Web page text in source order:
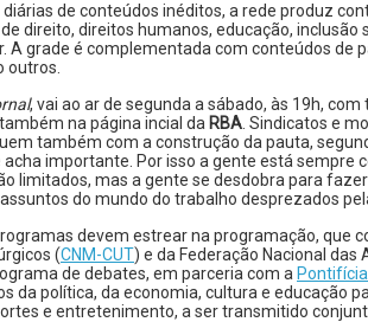
de conteúdos inéditos, a rede produz
direito, direitos humanos, educação, inclusão
A grade é complementada com conteúdos de
outros.
, vai ao ar de segunda a sábado, às 19h,
na página incial da RBA . Sindicatos e
também com a construção da pauta,
importante. Por isso a gente está sempre
limitados, mas a gente se desdobra para
do mundo do trabalho desprezados
devem estrear na programação, que
(CNM-CUT) e da Federação Nacional das
de debates, em parceria com a
da política, da economia, cultura e educação
e entretenimento, a ser transmitido